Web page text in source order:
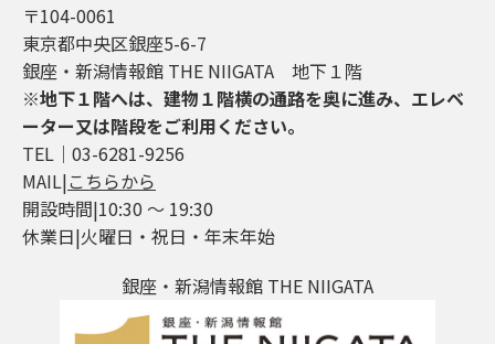
〒104-0061
東京都中央区銀座5-6-7
銀座・新潟情報館 THE NIIGATA 地下１階
※地下１階へは、建物１階横の通路を奥に進み、エレベ
ーター又は階段をご利用ください。
TEL│03-6281-9256
MAIL|こちらから
開設時間|10:30 ～ 19:30
休業日|火曜日・祝日・年末年始
銀座・新潟情報館 THE NIIGATA